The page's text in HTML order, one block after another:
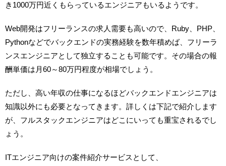
き1000万円近くもらっているエンジニアもいるようです。
Web開発はフリーランスの求人需要も高いので、Ruby、PHP、
Pythonなどでバックエンドの実務経験を数年積めば、フリーラ
ンスエンジニアとして独立することも可能です。その場合の報
酬単価は月60～80万円程度が相場でしょう。
ただし、高い年収の仕事になるほどバックエンドエンジニアは
知識以外にも必要となってきます。詳しくは下記で紹介します
が、フルスタックエンジニアはどこにいっても重宝されるでし
ょう。
ITエンジニア向けの案件紹介サービスとして、